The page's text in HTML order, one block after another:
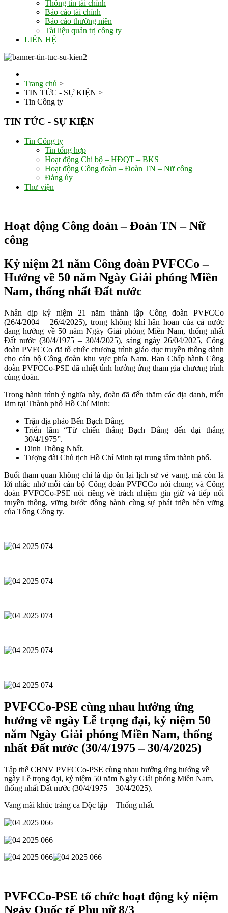
Thông tin tài chính
Báo cáo tài chính
Báo cáo thường niên
Tài liệu quản trị công ty
LIÊN HỆ
Trang chủ >
TIN TỨC - SỰ KIỆN >
Tin Công ty
TIN TỨC - SỰ KIỆN
Tin Công ty
Tin tổng hợp
Hoạt động Chi bộ – HĐQT – BKS
Hoạt động Công đoàn – Đoàn TN – Nữ công
Đảng ủy
Thư viện
Hoạt động Công đoàn – Đoàn TN – Nữ
công
Kỷ niệm 21 năm Công đoàn PVFCCo –
Hướng về 50 năm Ngày Giải phóng Miền
Nam, thống nhất Đất nước
Nhân dịp kỷ niệm 21 năm thành lập Công đoàn PVFCCo
(26/4/2004 – 26/4/2025), trong không khí hân hoan của cả nước
đang hướng về 50 năm Ngày Giải phóng Miền Nam, thống nhất
Đất nước (30/4/1975 – 30/4/2025), sáng ngày 26/04/2025, Công
đoàn PVFCCo đã tổ chức chương trình giáo dục truyền thống dành
cho cán bộ Công đoàn khu vực phía Nam. Ban Chấp hành Công
đoàn PVFCCo-PSE đã nhiệt tình hưởng ứng tham gia chương trình
cùng đoàn.
Trong hành trình ý nghĩa này, đoàn đã đến thăm các địa danh, triển
lãm tại Thành phố Hồ Chí Minh:
Trận địa pháo Bến Bạch Đằng.
Triển lãm “Từ chiến thắng Bạch Đằng đến đại thắng
30/4/1975”.
Dinh Thống Nhất.
Tượng đài Chủ tịch Hồ Chí Minh tại trung tâm thành phố.
Buổi tham quan không chỉ là dịp ôn lại lịch sử vẻ vang, mà còn là
lời nhắc nhở mỗi cán bộ Công đoàn PVFCCo nói chung và Công
đoàn PVFCCo-PSE nói riêng về trách nhiệm gìn giữ và tiếp nối
truyền thống, vững bước đồng hành cùng sự phát triển bền vững
của Tổng Công ty.
PVFCCo-PSE cùng nhau hưởng ứng
hướng về ngày Lễ trọng đại, kỷ niệm 50
năm Ngày Giải phóng Miền Nam, thống
nhất Đất nước (30/4/1975 – 30/4/2025)
Tập thể CBNV PVFCCo-PSE cùng nhau hưởng ứng hướng về
ngày Lễ trọng đại, kỷ niệm 50 năm Ngày Giải phóng Miền Nam,
thống nhất Đất nước (30/4/1975 – 30/4/2025).
Vang mãi khúc tráng ca Độc lập – Thống nhất.
PVFCCo-PSE tổ chức hoạt động kỷ niệm
Ngày Quốc tế Phụ nữ 8/3